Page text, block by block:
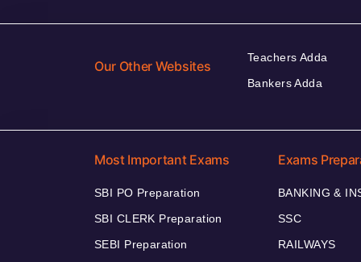
Our Other Websites
Teachers Adda
Bankers Adda
Most Important Exams
SBI PO Preparation
SBI CLERK Preparation
SEBI Preparation
Exams
BANKING &
SSC
RAILWAYS